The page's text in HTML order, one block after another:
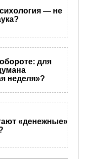
— не
для
неделя»?
«денежные»